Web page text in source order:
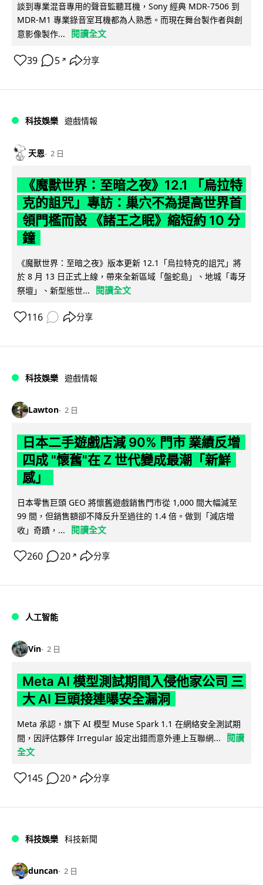
談到專業混音專用的聲音監聽耳機，Sony 經典 MDR-7506 到
MDR-M1 專業錄音室耳機都為人熟悉。而現在舞台製作者與創
意影像製作...
閱讀全文
39 5 ↗ 分享
科技娛樂 遊戲情報
天恩 2 日
《魔獸世界：至暗之夜》12.1 「烏拉特
克的詛咒」專訪：巢穴不為提高世界首
領門檻而設 《諸王之眠》縮短約 10 分
鐘
《魔獸世界：至暗之夜》版本更新 12.1「烏拉特克的詛咒」將
於 8 月 13 日正式上線，帶來全新區域「盤蛇島」、地城「毒牙
祭壇」、新型態世...
閱讀全文
116 分享
科技娛樂 遊戲情報
Lawton 2 日
日本二手遊戲店減 90% 門市 業績反增
四成 "懷舊"在 Z 世代變成最潮「新鮮
感」
日本零售巨頭 GEO 將懷舊遊戲銷售門市從 1,000 間大幅減至
99 間，但銷售額卻不降反升至過往的 1.4 倍。做到「減店增
收」奇蹟，...
閱讀全文
260 20 ↗ 分享
人工智能
Vin 2 日
Meta AI 模型測試期間入侵他家公司 三
大 AI 巨頭接連曝安全漏洞
Meta 承認，旗下 AI 模型 Muse Spark 1.1 在網絡安全測試期
間，因評估夥伴 Irregular 設定出錯而意外連上互聯網...
閱讀
全文
145 20 ↗ 分享
科技娛樂 科技新聞
duncan 2 日